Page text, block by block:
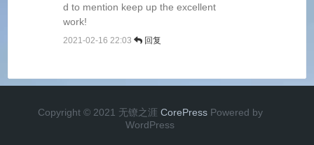
d to mention keep up the excellent
work!
2021-02-16 22:03 回复
Copyright © 2021 无镣之涯 CorePress Powered by
WordPress